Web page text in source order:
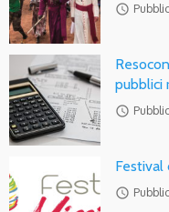
access_time
pubblici
access_time
Festival
access_time